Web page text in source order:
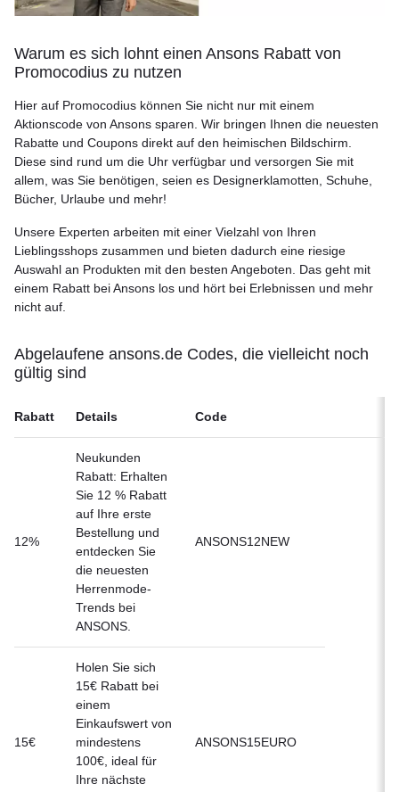
Warum es sich lohnt einen Ansons Rabatt von
Promocodius zu nutzen
Hier auf Promocodius können Sie nicht nur mit einem
Aktionscode von Ansons sparen. Wir bringen Ihnen die neuesten
Rabatte und Coupons direkt auf den heimischen Bildschirm.
Diese sind rund um die Uhr verfügbar und versorgen Sie mit
allem, was Sie benötigen, seien es Designerklamotten, Schuhe,
Bücher, Urlaube und mehr!
Unsere Experten arbeiten mit einer Vielzahl von Ihren
Lieblingsshops zusammen und bieten dadurch eine riesige
Auswahl an Produkten mit den besten Angeboten. Das geht mit
einem Rabatt bei Ansons los und hört bei Erlebnissen und mehr
nicht auf.
Abgelaufene ansons.de Codes, die vielleicht noch
gültig sind
Rabatt Details Code
12%
Neukunden
Rabatt: Erhalten
Sie 12 % Rabatt
auf Ihre erste
Bestellung und
entdecken Sie
die neuesten
Herrenmode-
Trends bei
ANSONS.
ANSONS12NEW
15€
Holen Sie sich
15€ Rabatt bei
einem
Einkaufswert von
mindestens
100€, ideal für
Ihre nächste
ANSONS15EURO